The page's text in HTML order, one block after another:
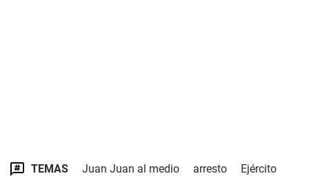
TEMAS Juan Juan al medio arresto Ejército